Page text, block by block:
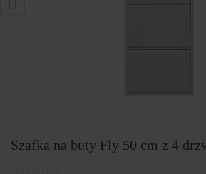
Szafka na buty Fly 50 cm z 4